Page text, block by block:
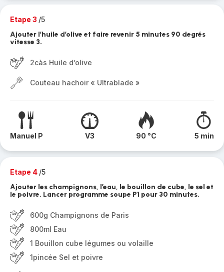
Etape 3 /5
Ajouter l’huile d’olive et faire revenir 5 minutes 90 degrés
vitesse 3.
2càs Huile d’olive
Couteau hachoir « Ultrablade »
Manuel P V3 90 °C 5 min
Etape 4 /5
Ajouter les champignons, l’eau, le bouillon de cube, le sel et
le poivre. Lancer programme soupe P1 pour 30 minutes.
600g Champignons de Paris
800ml Eau
1 Bouillon cube légumes ou volaille
1pincée Sel et poivre